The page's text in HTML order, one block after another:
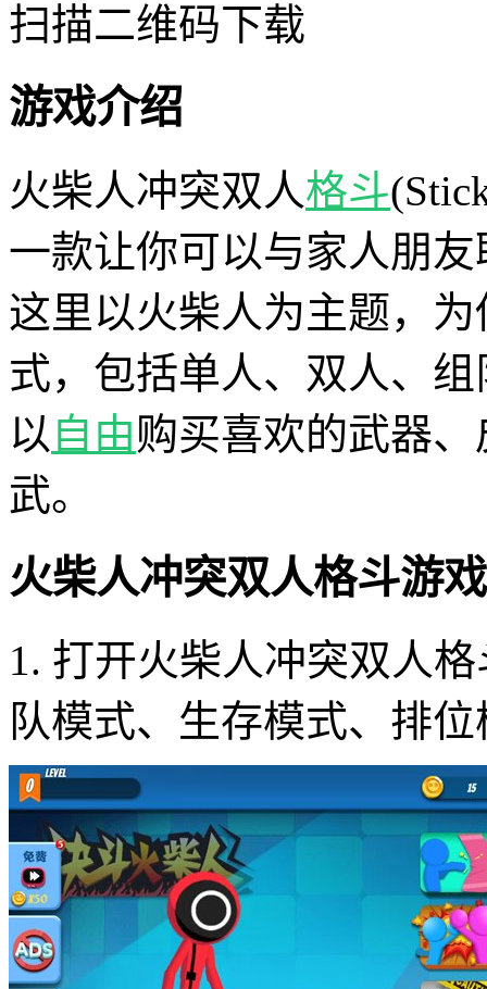
扫描二维码下载
游戏介绍
火柴人冲突双人格斗
一款让你可以与家人朋
这里以火柴人为主题，
式，包括单人、双人、组
以 自由购买喜欢的武器
武。
火柴人冲突双人格斗游
1. 打开火柴人冲突双人
队模式、生存模式、排